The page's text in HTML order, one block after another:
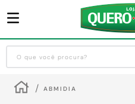
O que você procura?
ABMIDIA
Termos mais buscados